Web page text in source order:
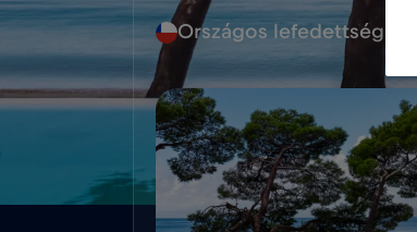
Országos lefedettség